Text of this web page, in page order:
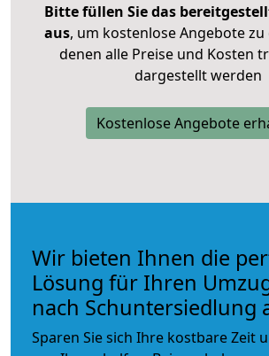
Bitte füllen Sie das
aus, um kostenlose Angebote
denen alle Preise und Kosten
dargestellt werden
Kostenlose Angebote
Wir bieten Ihnen die
Lösung für Ihren
nach Schuntersiedlung
Sparen Sie sich Ihre kostbare Zeit